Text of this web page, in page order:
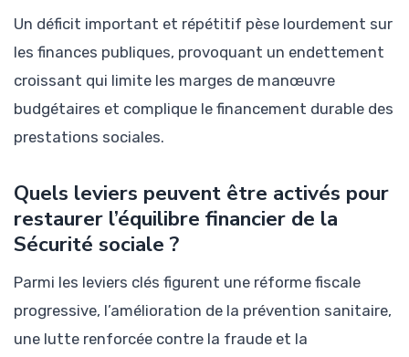
Un déficit important et répétitif pèse lourdement sur
les finances publiques, provoquant un endettement
croissant qui limite les marges de manœuvre
budgétaires et complique le financement durable des
prestations sociales.
Quels leviers peuvent être activés pour
restaurer l’équilibre financier de la
Sécurité sociale ?
Parmi les leviers clés figurent une réforme fiscale
progressive, l’amélioration de la prévention sanitaire,
une lutte renforcée contre la fraude et la